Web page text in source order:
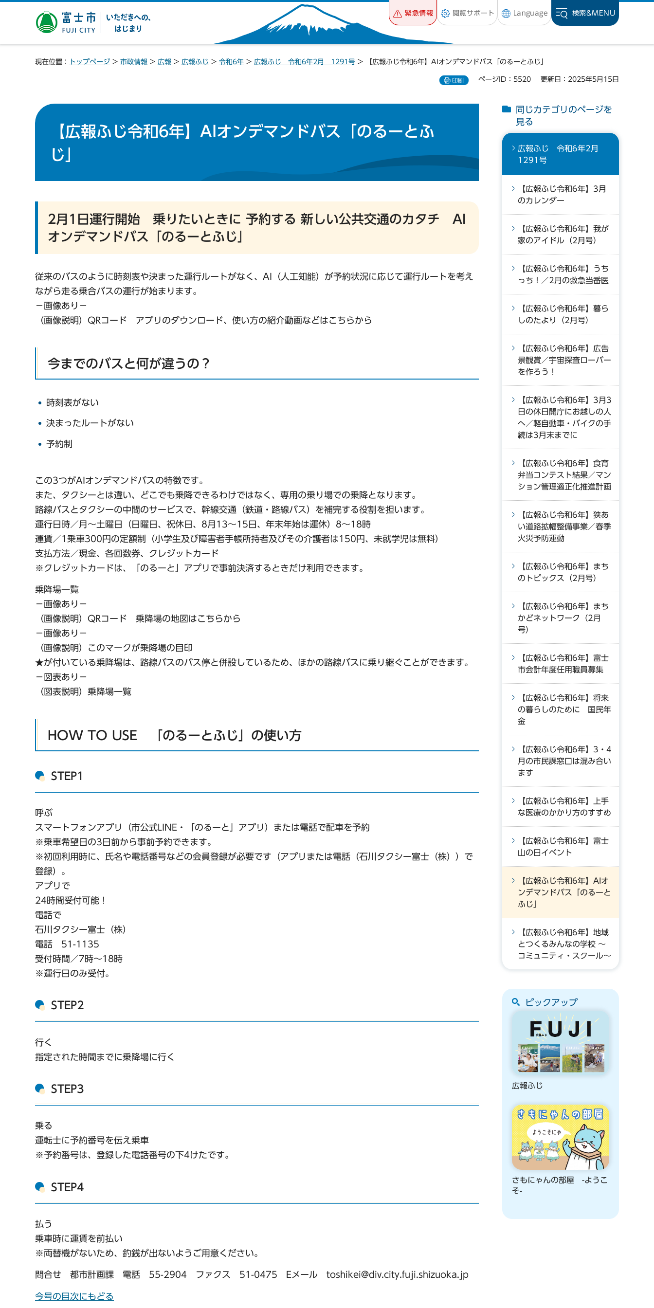
富士市 いただきへの、は
じまり
緊急情報 閲覧サポート Language 検索&MENU
現在位置： トップページ > 市政情報 > 広報 > 広報ふじ > 令和6年 > 広報ふじ 令和6年2月 1291号 > 【広報ふじ令和6年】AIオンデマンドバス「のるーとふじ」
印刷 ページID：5520 更新日：2025年5月15日
【広報ふじ令和6年】AIオンデマンドバス「のるーとふ
じ」
2月1日運行開始 乗りたいときに 予約する 新しい公共交通のカタチ AI
オンデマンドバス「のるーとふじ」
従来のバスのように時刻表や決まった運行ルートがなく、AI（人工知能）が予約状況に応じて運行ルートを考え
ながら走る乗合バスの運行が始まります。
−画像あり−
（画像説明）QRコード アプリのダウンロード、使い方の紹介動画などはこちらから
今までのバスと何が違うの？
時刻表がない
決まったルートがない
予約制
この3つがAIオンデマンドバスの特徴です。
また、タクシーとは違い、どこでも乗降できるわけではなく、専用の乗り場での乗降となります。
路線バスとタクシーの中間のサービスで、幹線交通（鉄道・路線バス）を補完する役割を担います。
運行日時／月〜土曜日（日曜日、祝休日、8月13〜15日、年末年始は運休）8〜18時
運賃／1乗車300円の定額制（小学生及び障害者手帳所持者及びその介護者は150円、未就学児は無料）
支払方法／現金、各回数券、クレジットカード
※クレジットカードは、「のるーと」アプリで事前決済するときだけ利用できます。
乗降場一覧
−画像あり−
（画像説明）QRコード 乗降場の地図はこちらから
−画像あり−
（画像説明）このマークが乗降場の目印
★が付いている乗降場は、路線バスのバス停と併設しているため、ほかの路線バスに乗り継ぐことができます。
−図表あり−
（図表説明）乗降場一覧
HOW TO USE 「のるーとふじ」の使い方
STEP1
呼ぶ
スマートフォンアプリ（市公式LINE・「のるーと」アプリ）または電話で配車を予約
※乗車希望日の3日前から事前予約できます。
※初回利用時に、氏名や電話番号などの会員登録が必要です（アプリまたは電話（石川タクシー富士（株））で
登録）。
アプリで
24時間受付可能！
電話で
石川タクシー富士（株）
電話 51-1135
受付時間／7時〜18時
※運行日のみ受付。
STEP2
行く
指定された時間までに乗降場に行く
STEP3
乗る
運転士に予約番号を伝え乗車
※予約番号は、登録した電話番号の下4けたです。
STEP4
払う
乗車時に運賃を前払い
※両替機がないため、釣銭が出ないようご用意ください。
問合せ 都市計画課 電話 55-2904 ファクス 51-0475 Eメール toshikei@div.city.fuji.shizuoka.jp
今号の目次にもどる
同じカテゴリのページを
見る
広報ふじ 令和6年2月
1291号
【広報ふじ令和6年】3月
のカレンダー
【広報ふじ令和6年】我が
家のアイドル（2月号）
【広報ふじ令和6年】うち
っち！／2月の救急当番医
【広報ふじ令和6年】暮ら
しのたより（2月号）
【広報ふじ令和6年】広告
景観賞／宇宙探査ローバー
を作ろう！
【広報ふじ令和6年】3月3
日の休日開庁にお越しの人
へ／軽自動車・バイクの手
続は3月末までに
【広報ふじ令和6年】食育
弁当コンテスト結果／マン
ション管理適正化推進計画
【広報ふじ令和6年】狭あ
い道路拡幅整備事業／春季
火災予防運動
【広報ふじ令和6年】まち
のトピックス（2月号）
【広報ふじ令和6年】まち
かどネットワーク（2月
号）
【広報ふじ令和6年】富士
市会計年度任用職員募集
【広報ふじ令和6年】将来
の暮らしのために 国民年
金
【広報ふじ令和6年】3・4
月の市民課窓口は混み合い
ます
【広報ふじ令和6年】上手
な医療のかかり方のすすめ
【広報ふじ令和6年】富士
山の日イベント
【広報ふじ令和6年】AIオ
ンデマンドバス「のるーと
ふじ」
【広報ふじ令和6年】地域
とつくるみんなの学校 ～
コミュニティ・スクール～
ピックアップ
広報ふじ
さもにゃんの部屋 -ようこ
そ-